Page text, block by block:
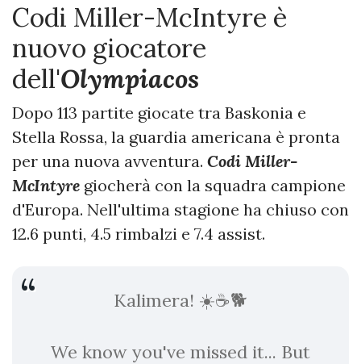
Codi Miller-McIntyre è
nuovo giocatore
dell'Olympiacos
Dopo 113 partite giocate tra Baskonia e
Stella Rossa, la guardia americana è pronta
per una nuova avventura. Codi Miller-
McIntyre giocherà con la squadra campione
d'Europa. Nell'ultima stagione ha chiuso con
12.6 punti, 4.5 rimbalzi e 7.4 assist.
Kalimera! ☀️☕️🐕
We know you've missed it... But